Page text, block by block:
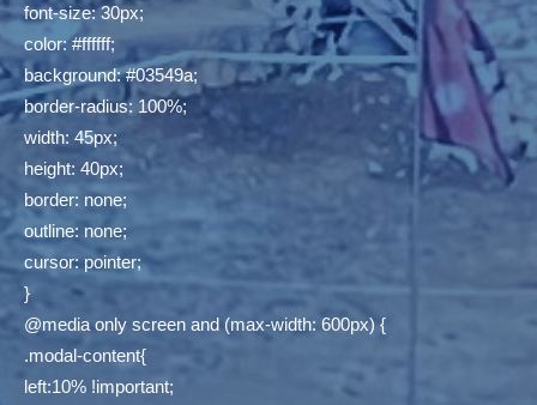
font-size: 30px;
color: #ffffff;
background: #03549a;
border-radius: 100%;
width: 45px;
height: 40px;
border: none;
outline: none;
cursor: pointer;
}
@media only screen and (max-width: 600px) {
.modal-content{
left:10% !important;